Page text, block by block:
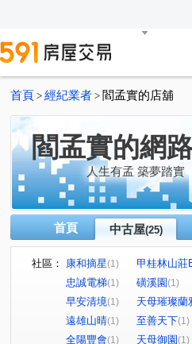
首頁 > 經紀業者 > 閻孟實的店舖
閻孟實的網
人生有孟 築夢踏實
首頁 中古屋(25)
社區： 康和摘星(1) 甲桂林山莊
忠誠電梯(1) 磺溪園(1)
早安清境(1) 天母璀璨蘭
遠雄山晴(1) 至善天下(1)
全陽豐會(1) 天母御園 (1)